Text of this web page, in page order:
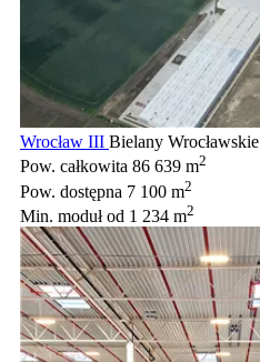
Wrocław III Bielany Wrocławskie
Pow. całkowita 86 639 m2
Pow. dostępna 7 100 m2
Min. modułod 1 234 m2